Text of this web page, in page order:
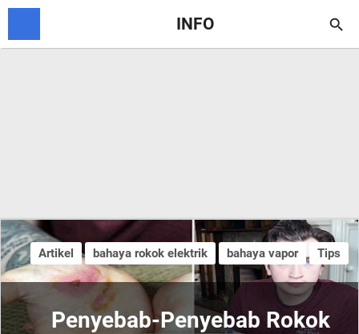
INFO 
Penyebab-Penyebab Rokok
Artikel bahaya rokok elektrik bahaya vapor Tips